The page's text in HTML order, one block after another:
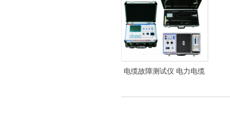
电缆故障测试仪 电力电缆